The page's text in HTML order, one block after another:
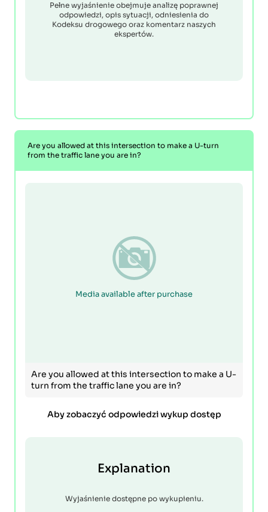
Pełne wyjaśnienie obejmuje analizę poprawnej
odpowiedzi, opis sytuacji, odniesienia do
Kodeksu drogowego oraz komentarz naszych
ekspertów.
Are you allowed at this intersection to make a U-turn
from the traffic lane you are in?
Media available after purchase
Are you allowed at this intersection to make a U-
turn from the traffic lane you are in?
Aby zobaczyć odpowiedzi wykup dostęp
Explanation
Wyjaśnienie dostępne po wykupieniu.